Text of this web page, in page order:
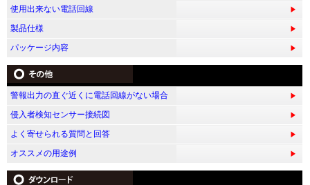
使用出来ない電話回線
製品仕様
パッケージ内容
警報出力の直ぐ近くに電話回線がない場合
侵入者検知センサー接続図
よく寄せられる質問と回答
オススメの用途例